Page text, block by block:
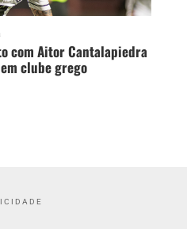
com Aitor Cantalapiedra
clube grego